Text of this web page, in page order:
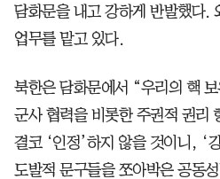
담화문을 내고 강하게 반발했다.
업무를 맡고 있다.
북한은 담화문에서 “우리의 핵
군사 협력을 비롯한 주권적 권리
결코 ‘인정’하지 않을 것이니, ‘
도발적 문구들을 쪼아박은 공동